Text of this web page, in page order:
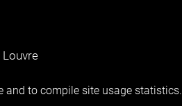
and to compile site usage statistics.